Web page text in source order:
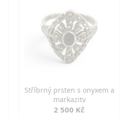
Stříbrný prsten s onyxem a
markazity
2 500 Kč